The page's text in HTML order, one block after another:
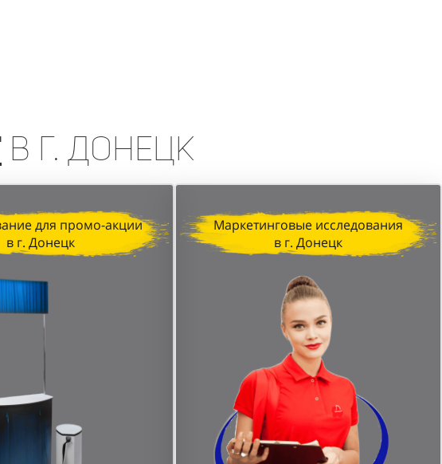
в г. Донецк
для промо-акции
в г. Донецк
Маркетинговые исследования
в г. Донецк